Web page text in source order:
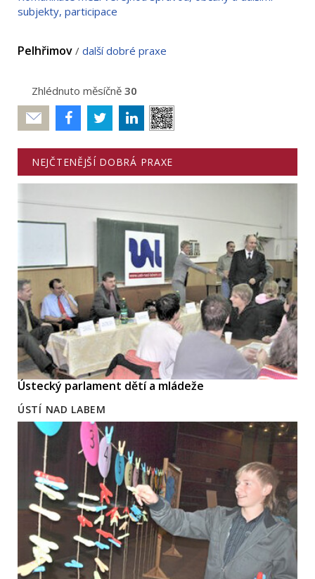
subjekty, participace
Pelhřimov / další dobré praxe
Zhlédnuto měsíčně 30
Poslat
NEJČTENĚJŠÍ DOBRÁ PRAXE
Ústecký parlament dětí a mládeže
ÚSTÍ NAD LABEM